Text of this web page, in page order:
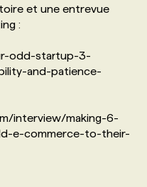
et une entrevue
:
odd-startup-3-
and-patience-
interview/making-6-
e-commerce-to-their-